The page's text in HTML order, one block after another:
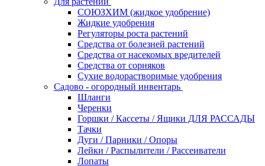
СОЮЗХИМ (жидкое удобрение)
Жидкие удобрения
Регуляторы роста растений
Средства от болезней растений
Средства от насекомых вредителей
Средства от сорняков
Сухие водорастворимые удобрения
Садово - огородный инвентарь
Шланги
Черенки
Горшки / Кассеты / Ящики ДЛЯ РАССАДЫ
Тачки
Дуги / Парники / Опоры
Лейки / Распылители / Рассеиватели
Лопаты